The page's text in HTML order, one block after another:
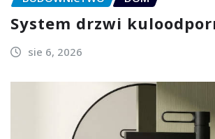
System drzwi
sie 6, 2026